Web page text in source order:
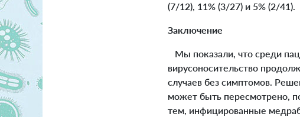
(7/12), 11% (3/27) и 5% (2/41).
Заключение
Мы показали, что среди
вирусоносительство
случаев без симптомов.
может быть пересмотрено,
тем, инфицированные